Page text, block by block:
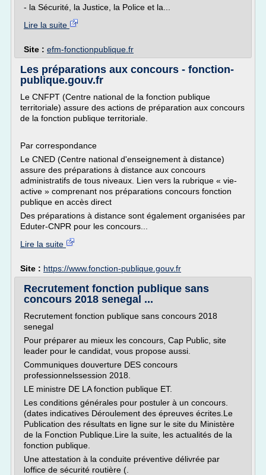
- la Sécurité, la Justice, la Police et la...
Lire la suite
Site : efm-fonctionpublique.fr
Les préparations aux concours - fonction-
publique.gouv.fr
Le CNFPT (Centre national de la fonction publique
territoriale) assure des actions de préparation aux concours
de la fonction publique territoriale.
Par correspondance
Le CNED (Centre national d'enseignement à distance)
assure des préparations à distance aux concours
administratifs de tous niveaux. Lien vers la rubrique « vie-
active » comprenant nos préparations concours fonction
publique en accès direct
Des préparations à distance sont également organisées par
Eduter-CNPR pour les concours...
Lire la suite
Site : https://www.fonction-publique.gouv.fr
Recrutement fonction publique sans
concours 2018 senegal ...
Recrutement fonction publique sans concours 2018
senegal
Pour préparer au mieux les concours, Cap Public, site
leader pour le candidat, vous propose aussi.
Communiques douverture DES concours
professionnelssession 2018.
LE ministre DE LA fonction publique ET.
Les conditions générales pour postuler à un concours.
(dates indicatives Déroulement des épreuves écrites.Le
Publication des résultats en ligne sur le site du Ministère
de la Fonction Publique.Lire la suite, les actualités de la
fonction publique.
Une attestation à la conduite préventive délivrée par
loffice de sécurité routière (.